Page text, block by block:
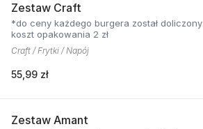
Zestaw Craft
*do ceny każdego burgera został doliczony
koszt opakowania 2 zł
Craft / Frytki / Napój
55,99 zł
Zestaw Amant